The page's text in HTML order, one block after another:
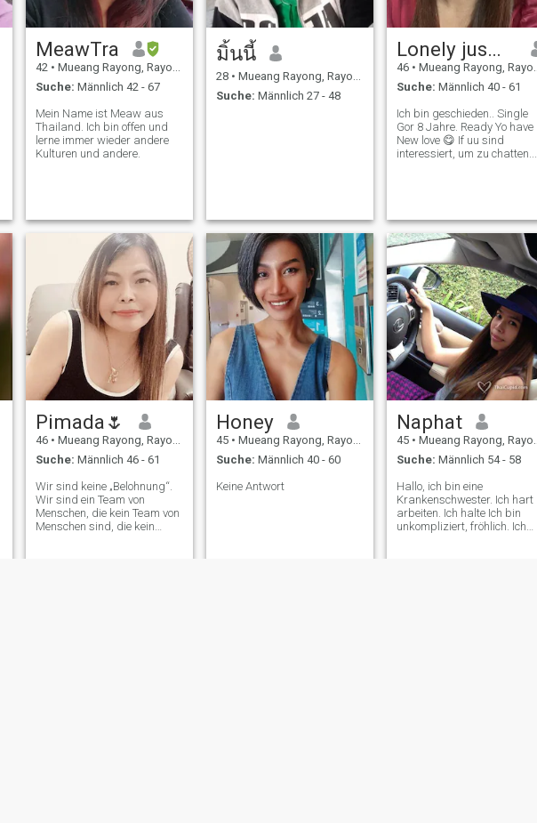
MeawTra
42 • Mueang Rayong, Rayong, Thailand
Suche: Männlich 42 - 67
Mein Name ist Meaw aus
Thailand. Ich bin offen und
lerne immer wieder andere
Kulturen und andere.
มิ้นนี้
28 • Mueang Rayong, Rayong, Thailand
Suche: Männlich 27 - 48
Lonely jusmin
46 • Mueang Rayong, Rayong, Thailand
Suche: Männlich 40 - 61
Ich bin geschieden.. Single
Gor 8 Jahre. Ready Yo have
New love 😋 If uu sind
interessiert, um zu chatten...
Pimada🌷
46 • Mueang Rayong, Rayong, Thailand
Suche: Männlich 46 - 61
Wir sind keine „Belohnung“.
Wir sind ein Team von
Menschen, die kein Team von
Menschen sind, die kein
Honey
45 • Mueang Rayong, Rayong, Thailand
Suche: Männlich 40 - 60
Keine Antwort
Naphat
45 • Mueang Rayong, Rayong, Thailand
Suche: Männlich 54 - 58
Hallo, ich bin eine
Krankenschwester. Ich hart
arbeiten. Ich halte Ich bin
unkompliziert, fröhlich. Ich